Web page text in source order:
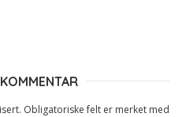
Obligatoriske felt er merket med